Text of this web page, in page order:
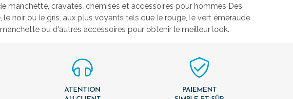
manchette, cravates, chemises et accessoires pour hommes Des
noir ou le gris, aux plus voyants tels que le rouge, le vert émeraude
ou d'autres accessoires pour obtenir le meilleur look.
ATENTION
PAIEMENT